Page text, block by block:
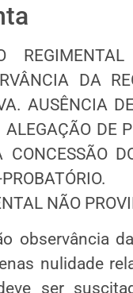
DA
AUSÊNCIA
ALEGAÇÃO DE
CONCESSÃO
NÃO
observância
nulidade
ser